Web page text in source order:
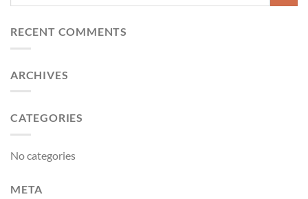
RECENT COMMENTS
ARCHIVES
CATEGORIES
No categories
META